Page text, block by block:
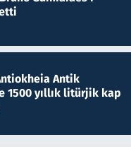
Antik
1500 yıllık litürjik kap